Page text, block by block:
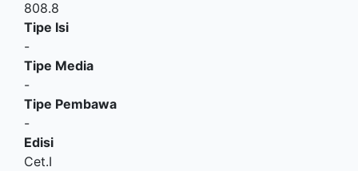
808.8
Tipe Isi
-
Tipe Media
-
Tipe Pembawa
-
Edisi
Cet.I